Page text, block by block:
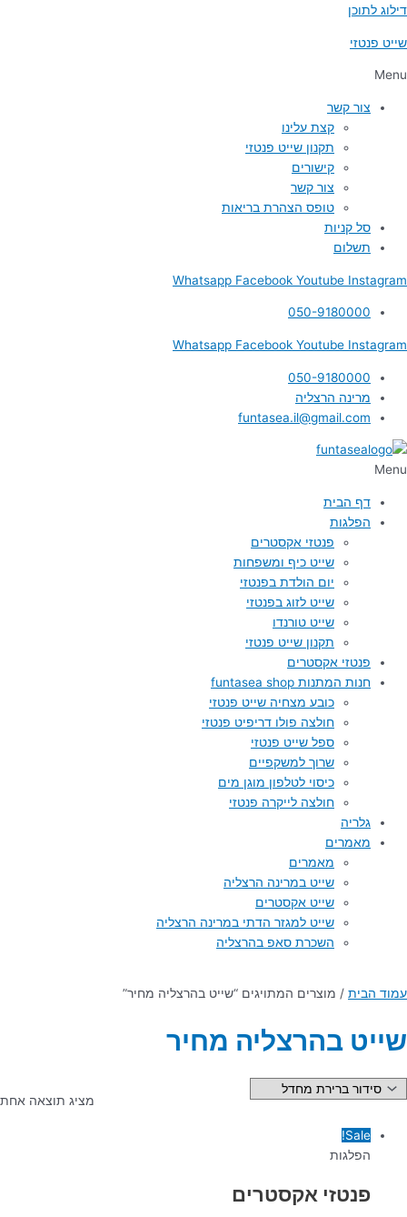
דילוג לתוכן
שייט פנטזי
Menu
צור קשר
קצת עלינו
תקנון שייט פנטזי
קישורים
צור קשר
טופס הצהרת בריאות
סל קניות
תשלום
Whatsapp Facebook Youtube Instagram
050-9180000
Whatsapp Facebook Youtube Instagram
050-9180000
מרינה הרצליה
funtasea.il@gmail.com
Menu
דף הבית
הפלגות
פנטזי אקסטרים
שייט כיף ומשפחות
יום הולדת בפנטזי
שייט לזוג בפנטזי
שייט טורנדו
תקנון שייט פנטזי
פנטזי אקסטרים
חנות המתנות funtasea shop
כובע מצחיה שייט פנטזי
חולצה פולו דריפיט פנטזי
ספל שייט פנטזי
שרוך למשקפיים
כיסוי לטלפון מוגן מים
חולצה לייקרה פנטזי
גלריה
מאמרים
מאמרים
שייט במרינה הרצליה
שייט אקסטרים
שייט למגזר הדתי במרינה הרצליה
השכרת סאפ בהרצליה
עמוד הבית / מוצרים המתויגים “שייט בהרצליה מחיר”
שייט בהרצליה מחיר
מציג תוצאה אחת
Sale!
הפלגות
פנטזי אקסטרים